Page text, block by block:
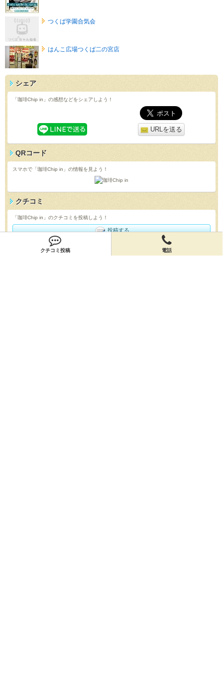
クチコミ投稿 電話
つくば学園合気会
はんこ広場つくば二の宮店
シェア
「珈琲Chip in」の感想などをシェアしよう！
URLを送る
QRコード
スマホで「珈琲Chip in」の情報を見よう！
クチコミ
「珈琲Chip in」のクチコミを投稿しよう！
投稿する
店舗情報